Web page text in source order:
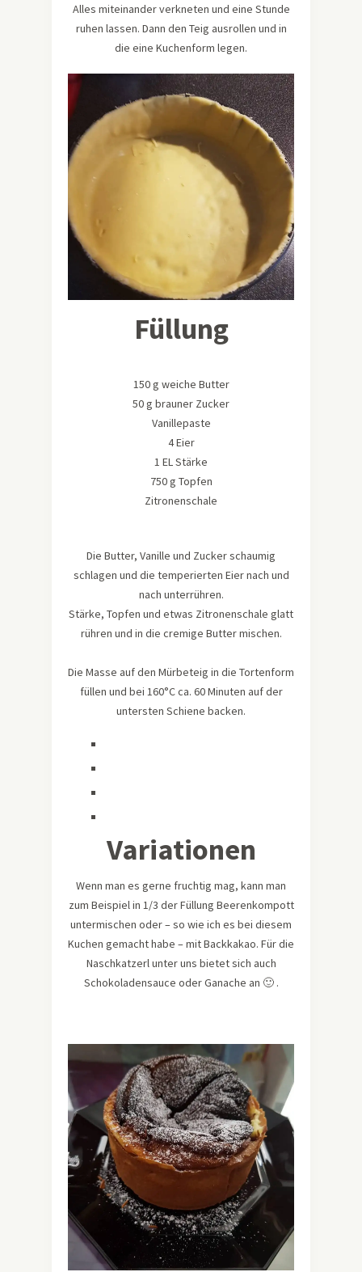
Alles miteinander verkneten und eine Stunde
ruhen lassen. Dann den Teig ausrollen und in
die eine Kuchenform legen.
Füllung
150 g weiche Butter
50 g brauner Zucker
Vanillepaste
4 Eier
1 EL Stärke
750 g Topfen
Zitronenschale
Die Butter, Vanille und Zucker schaumig
schlagen und die temperierten Eier nach und
nach unterrühren.
Stärke, Topfen und etwas Zitronenschale glatt
rühren und in die cremige Butter mischen.
Die Masse auf den Mürbeteig in die Tortenform
füllen und bei 160°C ca. 60 Minuten auf der
untersten Schiene backen.
Variationen
Wenn man es gerne fruchtig mag, kann man
zum Beispiel in 1/3 der Füllung Beerenkompott
untermischen oder – so wie ich es bei diesem
Kuchen gemacht habe – mit Backkakao. Für die
Naschkatzerl unter uns bietet sich auch
Schokoladensauce oder Ganache an 🙂 .